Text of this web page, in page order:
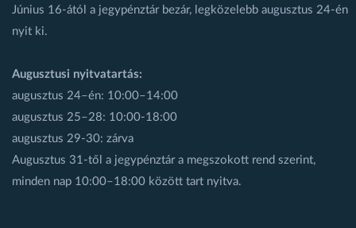
Június 16-ától a jegypénztár bezár, legközelebb augusztus 24-én
nyit ki.
Augusztusi nyitvatartás:
augusztus 24–én: 10:00–14:00
augusztus 25–28: 10:00-18:00
augusztus 29-30: zárva
Augusztus 31-től a jegypénztár a megszokott rend szerint,
minden nap 10:00–18:00 között tart nyitva.